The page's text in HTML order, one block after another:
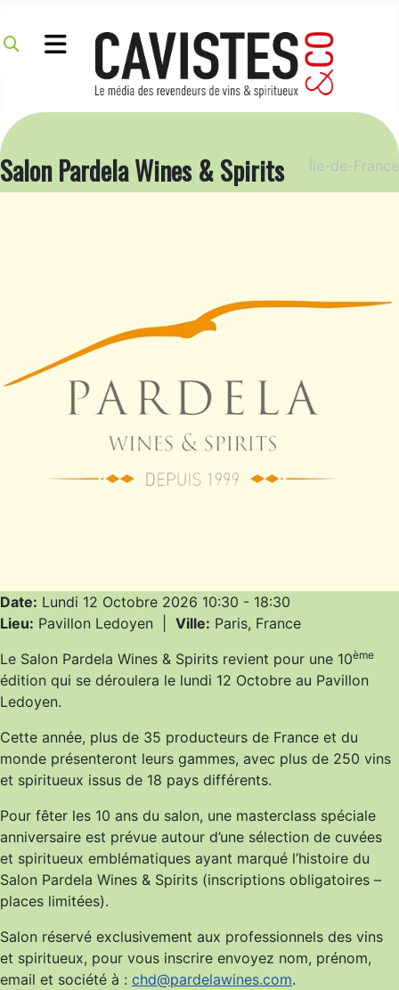
Salon Pardela Wines & Spirits Île-de-France
Date: Lundi 12 Octobre 2026 10:30 - 18:30
Lieu: Pavillon Ledoyen Ville: Paris, France
Le Salon Pardela Wines & Spirits revient pour une 10ème
édition qui se déroulera le lundi 12 Octobre au Pavillon
Ledoyen.
Cette année, plus de 35 producteurs de France et du
monde présenteront leurs gammes, avec plus de 250 vins
et spiritueux issus de 18 pays différents.
Pour fêter les 10 ans du salon, une masterclass spéciale
anniversaire est prévue autour d’une sélection de cuvées
et spiritueux emblématiques ayant marqué l’histoire du
Salon Pardela Wines & Spirits (inscriptions obligatoires –
places limitées).
Salon réservé exclusivement aux professionnels des vins
et spiritueux, pour vous inscrire envoyez nom, prénom,
email et société à : chd@pardelawines.com.